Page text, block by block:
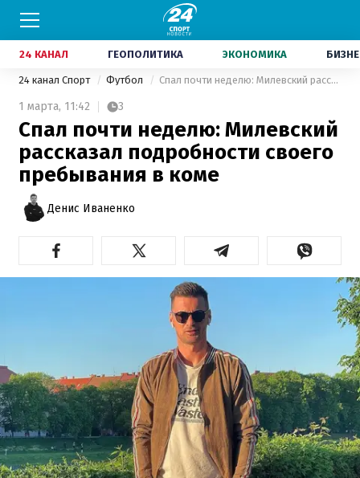
24 КАНАЛ ГЕОПОЛИТИКА ЭКОНОМИКА
24 канал Спорт Футбол Спал почти неделю: Милевский рассказал подробности своего пребывания в коме
1 марта, 11:42 3
Спал почти неделю: Милевский
рассказал подробности своего
пребывания в коме
Денис Иваненко